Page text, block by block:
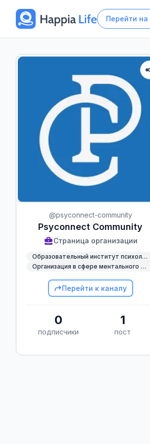
Перейти на
@psyconnect-community
Psyconnect Community
Страница организации
Образовательный институт психологии
Организация в сфере ментального здоровья
Перейти к каналу
0
подписчики
1
пост